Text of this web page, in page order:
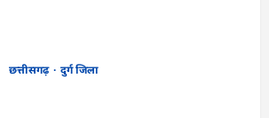
छत्तीसगढ़
दुर्ग जिला